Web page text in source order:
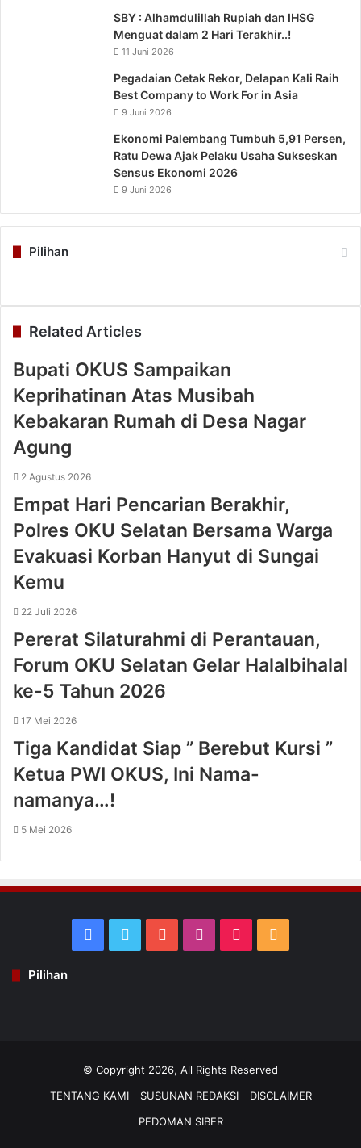
SBY : Alhamdulillah Rupiah dan IHSG
Menguat dalam 2 Hari Terakhir..!
11 Juni 2026
Pegadaian Cetak Rekor, Delapan Kali Raih
Best Company to Work For in Asia
9 Juni 2026
Ekonomi Palembang Tumbuh 5,91 Persen,
Ratu Dewa Ajak Pelaku Usaha Sukseskan
Sensus Ekonomi 2026
9 Juni 2026
Pilihan
Related Articles
Bupati OKUS Sampaikan
Keprihatinan Atas Musibah
Kebakaran Rumah di Desa Nagar
Agung
2 Agustus 2026
Empat Hari Pencarian Berakhir,
Polres OKU Selatan Bersama Warga
Evakuasi Korban Hanyut di Sungai
Kemu
22 Juli 2026
Pererat Silaturahmi di Perantauan,
Forum OKU Selatan Gelar Halalbihalal
ke-5 Tahun 2026
17 Mei 2026
Tiga Kandidat Siap ” Berebut Kursi ”
Ketua PWI OKUS, Ini Nama-
namanya…!
5 Mei 2026
Facebook
Twitter YouTubeInstagram
TikTok
Pilihan
© Copyright 2026, All Rights Reserved
TENTANG KAMI
SUSUNAN REDAKSI
DISCLAIMER
PEDOMAN SIBER